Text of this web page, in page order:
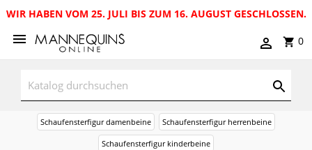
WIR HABEN VOM 25. JULI BIS ZUM 16. AUGUST GESCHLOSSEN.
0
Schaufensterfigur damenbeine Schaufensterfigur herrenbeine
Schaufensterfigur kinderbeine